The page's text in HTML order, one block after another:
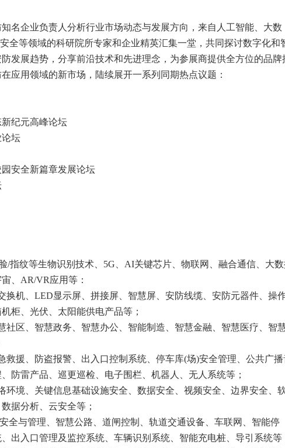
名企业负责人分析行业市场动态与发展方向，来自人工智能、大数
全等领域的科研院所专家和企业精英汇集一堂，共同探讨数字化和
发展趋势，分享前沿技术和先进理念，为参展商提供全方位的品牌
应用领域的新市场，陆续展开一系列同期热点议题：
纪元高峰论坛
坛
安全新篇章发展论坛
/指纹等生物识别技术、5G、AI关键芯片、物联网、融合通信、大
、AR/VR应用等：
换机、LED显示屏、拼接屏、智慧屏、安防线缆、安防元器件、操
柜、光伏、太阳能供电产品等；
社区、智慧政务、智慧办公、智能制造、智慧金融、智慧医疗、智
救援、防盗报警、出入口控制系统、停车库(场)安全管理、公共广播
防雷产品、巡更巡检、电子围栏、机器人、无人系统等；
环境、关键信息基础设施安全、数据安全、视频安全、边界安全、
据分析、云安全等；
全与管理、智慧公路、道闸控制、轨道交通设备、车联网、智能停
出入口管理及监控系统、车辆识别系统、智能充电桩、导引系统等